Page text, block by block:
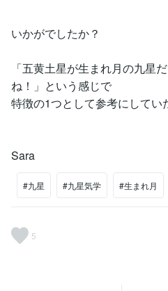
いかがでしたか？
「五黄土星が生まれ月の九星
ね！」という感じで
特徴の1つとして参考にしてい
Sara
#九星 #九星気学 #生まれ月
5